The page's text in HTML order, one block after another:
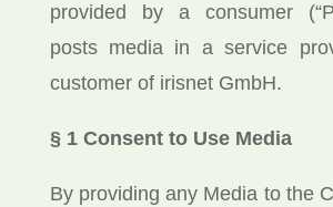
provided by a consumer
posts media in a service
customer of irisnet GmbH.
§ 1 Consent to Use Media
By providing any Media to the